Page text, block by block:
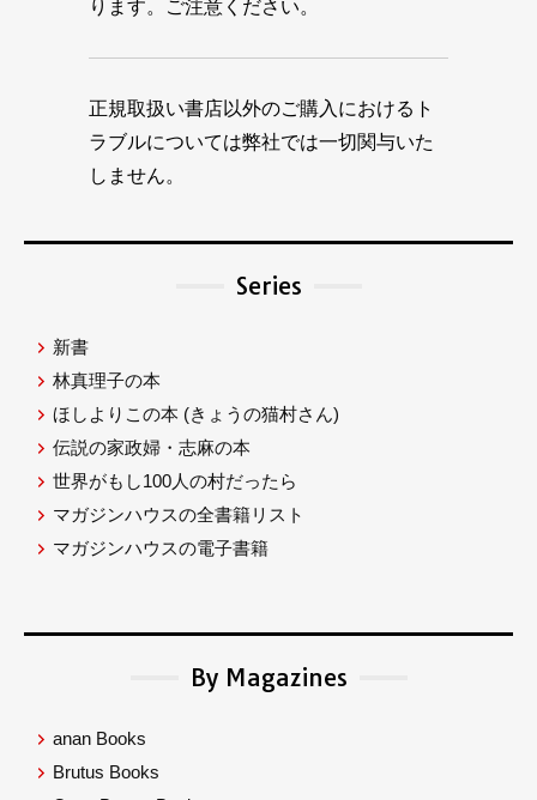
ります。ご注意ください。
正規取扱い書店以外のご購入におけるト
ラブルについては弊社では一切関与いた
しません。
Series
新書
林真理子の本
ほしよりこの本 (きょうの猫村さん)
伝説の家政婦・志麻の本
世界がもし100人の村だったら
マガジンハウスの全書籍リスト
マガジンハウスの電子書籍
By Magazines
anan Books
Brutus Books